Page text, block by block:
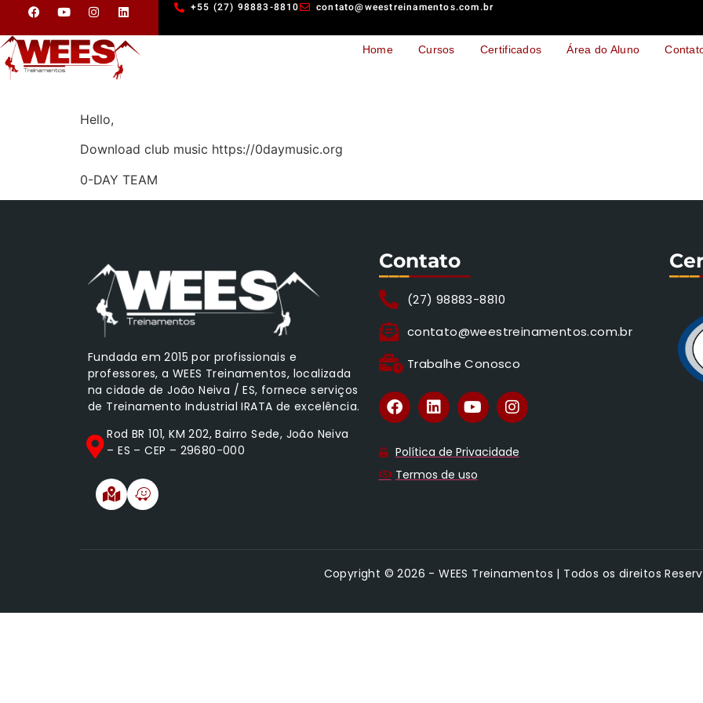
+55 (27) 98883-8810 contato@weestreinamentos.com.br
Home Cursos Certificados Área do Aluno
Hello,
Download club music https://0daymusic.org
0-DAY TEAM
Fundada em 2015 por profissionais e
professores, a WEES Treinamentos, localizada
na cidade de João Neiva / ES, fornece serviços
de Treinamento Industrial IRATA de excelência.
Rod BR 101, KM 202, Bairro Sede, João Neiva
– ES – CEP – 29680-000
Contato
(27) 98883-8810
contato@weestreinamentos.com.br
Trabalhe Conosco
_________
Política de Privacidade
Termos de uso
___
Copyright © 2026 - WEES Treinamentos | Todos os direitos